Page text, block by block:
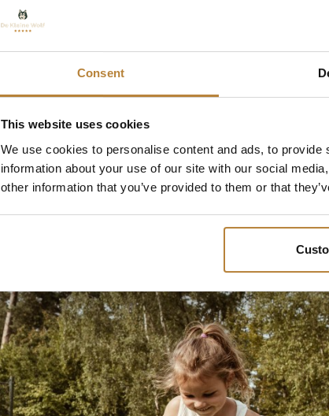
Consent
This website uses cookies
We use cookies to personalise content and ads, to
information about your use of our site with our social
other information that you’ve provided to them or that